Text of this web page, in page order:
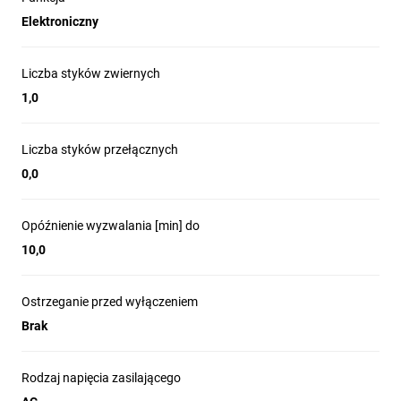
Możliwość specjalnego wykonania automatów schodowych na
inne napięcia niż podane w tabeli danych technicznych, np. 12 V,
Elektroniczny
Liczba styków zwiernych
1,0
Liczba styków przełącznych
0,0
Opóźnienie wyzwalania [min] do
10,0
Ostrzeganie przed wyłączeniem
Brak
Rodzaj napięcia zasilającego